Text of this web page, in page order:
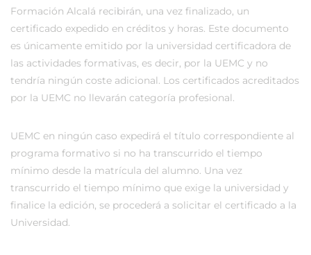
Formación Alcalá recibirán, una vez finalizado, un
certificado expedido en créditos y horas. Este documento
es únicamente emitido por la universidad certificadora de
las actividades formativas, es decir, por la UEMC y no
tendría ningún coste adicional. Los certificados acreditados
por la UEMC no llevarán categoría profesional.
UEMC en ningún caso expedirá el título correspondiente al
programa formativo si no ha transcurrido el tiempo
mínimo desde la matrícula del alumno. Una vez
transcurrido el tiempo mínimo que exige la universidad y
finalice la edición, se procederá a solicitar el certificado a la
Universidad.